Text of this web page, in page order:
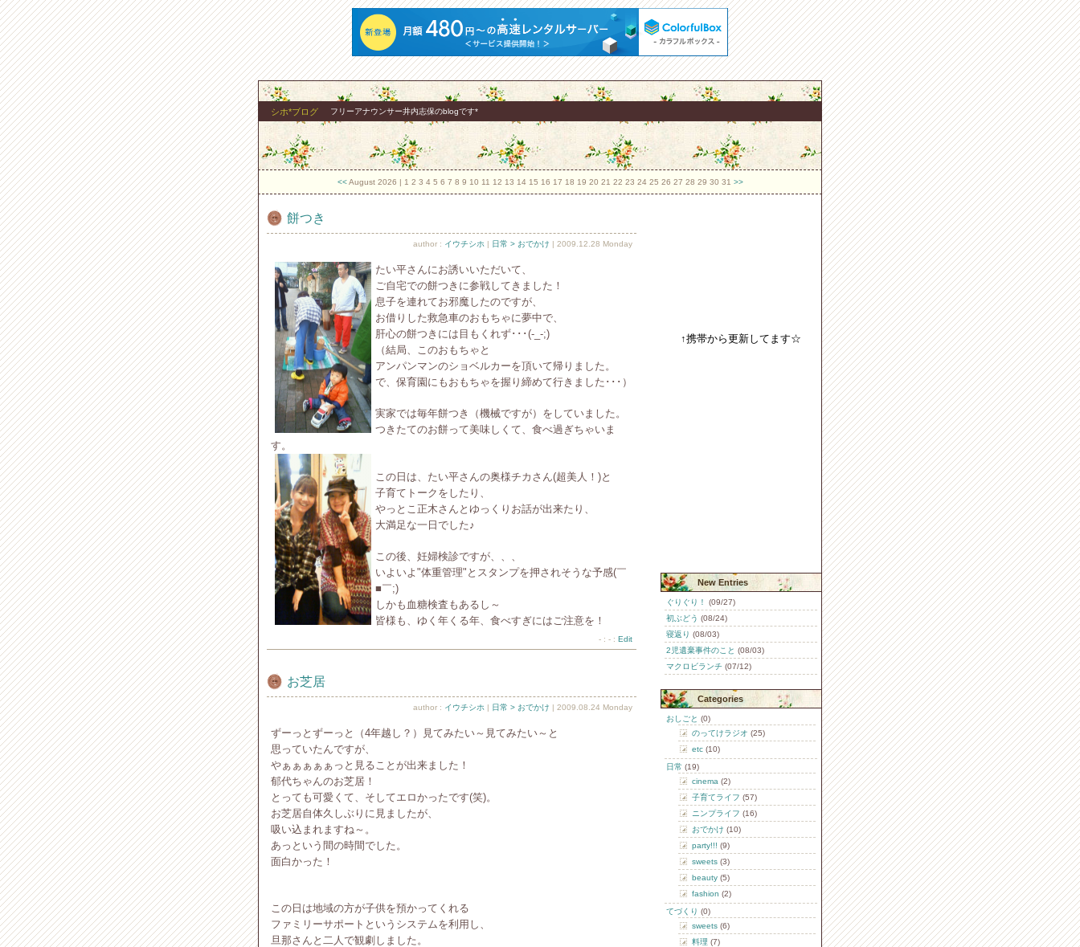
シホ*ブログ フリーアナウンサー井内志保のblogです*
<< August 2026 | 1 2 3 4 5 6 7 8 9 10 11 12 13 14 15 16 17 18 19 20 21 22 23 24 25 26 27 28 29 30 31 >>
餅つき
author : イウチシホ | 日常 > おでかけ | 2009.12.28 Monday
たい平さんにお誘いいただいて、
ご自宅での餅つきに参戦してきました！
息子を連れてお邪魔したのですが、
お借りした救急車のおもちゃに夢中で、
肝心の餅つきには目もくれず･･･(-_-;)
（結局、このおもちゃと
アンパンマンのショベルカーを頂いて帰りました。
で、保育園にもおもちゃを握り締めて行きました･･･）
実家では毎年餅つき（機械ですが）をしていました。
つきたてのお餅って美味しくて、食べ過ぎちゃいま
す。
この日は、たい平さんの奥様チカさん(超美人！)と
子育てトークをしたり、
やっとこ正木さんとゆっくりお話が出来たり、
大満足な一日でした♪
この後、妊婦検診ですが、、、
いよいよ"体重管理"とスタンプを押されそうな予感(￣
■￣;)
しかも血糖検査もあるし～
皆様も、ゆく年くる年、食べすぎにはご注意を！
- : - : Edit
お芝居
author : イウチシホ | 日常 > おでかけ | 2009.08.24 Monday
ずーっとずーっと（4年越し？）見てみたい～見てみたい～と
思っていたんですが、
やぁぁぁぁぁっと見ることが出来ました！
郁代ちゃんのお芝居！
とっても可愛くて、そしてエロかったです(笑)。
お芝居自体久しぶりに見ましたが、
吸い込まれますね～。
あっという間の時間でした。
面白かった！
この日は地域の方が子供を預かってくれる
ファミリーサポートというシステムを利用し、
旦那さんと二人で観劇しました。
↑携帯から更新してます☆
New Entries
ぐりぐり！
(09/27)
初ぶどう (08/24)
寝返り (08/03)
2児遺棄事件のこと (08/03)
マクロビランチ (07/12)
Categories
おしごと (0)
のってけラジオ (25)
etc (10)
日常 (19)
cinema (2)
子育てライフ (57)
ニンプライフ (16)
おでかけ (10)
party!!! (9)
sweets (3)
beauty (5)
fashion (2)
てづくり (0)
sweets (6)
料理 (7)